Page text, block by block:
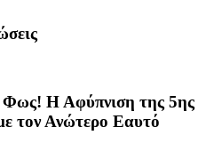
Η Αφύπνιση της 5ης
τον Ανώτερο Εαυτό